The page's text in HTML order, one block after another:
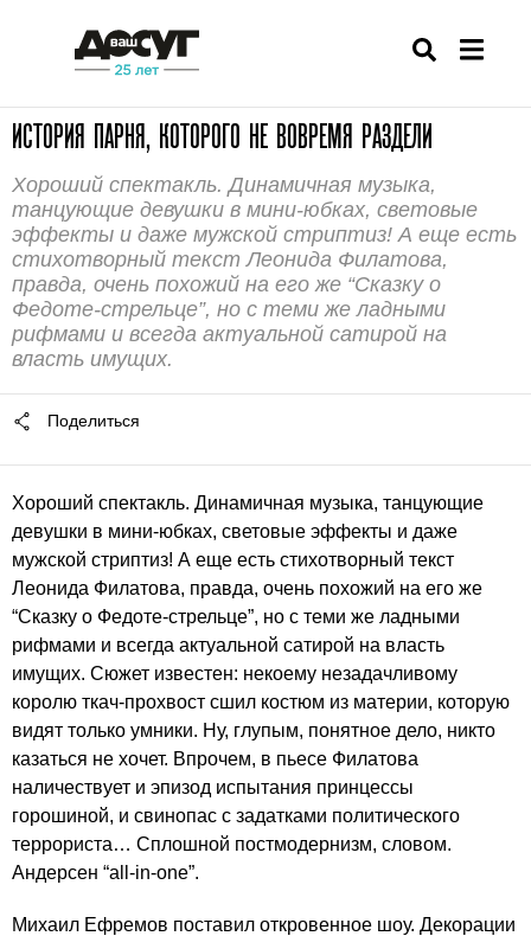
ИСТОРИЯ ПАРНЯ, КОТОРОГО НЕ ВОВРЕМЯ РАЗДЕЛИ
Хороший спектакль. Динамичная музыка,
танцующие девушки в мини-юбках, световые
эффекты и даже мужской стриптиз! А еще есть
стихотворный текст Леонида Филатова,
правда, очень похожий на его же “Сказку о
Федоте-стрельце”, но с теми же ладными
рифмами и всегда актуальной сатирой на
власть имущих.
Поделиться
Хороший спектакль. Динамичная музыка, танцующие
девушки в мини-юбках, световые эффекты и даже
мужской стриптиз! А еще есть стихотворный текст
Леонида Филатова, правда, очень похожий на его же
“Сказку о Федоте-стрельце”, но с теми же ладными
рифмами и всегда актуальной сатирой на власть
имущих. Сюжет известен: некоему незадачливому
королю ткач-прохвост сшил костюм из материи, которую
видят только умники. Ну, глупым, понятное дело, никто
казаться не хочет. Впрочем, в пьесе Филатова
наличествует и эпизод испытания принцессы
горошиной, и свинопас с задатками политического
террориста… Сплошной постмодернизм, словом.
Андерсен “all-in-one”.
Михаил Ефремов поставил откровенное шоу. Декорации